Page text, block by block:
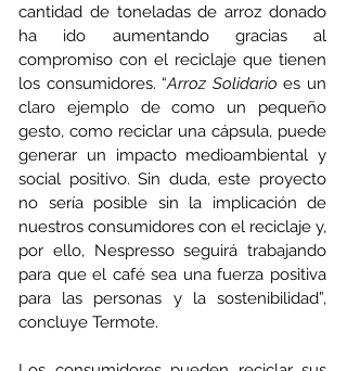
cantidad de toneladas de arroz donado
ha ido aumentando gracias al
compromiso con el reciclaje que tienen
los consumidores. “Arroz Solidario es un
claro ejemplo de como un pequeño
gesto, como reciclar una cápsula, puede
generar un impacto medioambiental y
social positivo. Sin duda, este proyecto
no sería posible sin la implicación de
nuestros consumidores con el reciclaje y,
por ello, Nespresso seguirá trabajando
para que el café sea una fuerza positiva
para las personas y la sostenibilidad”,
concluye Termote.